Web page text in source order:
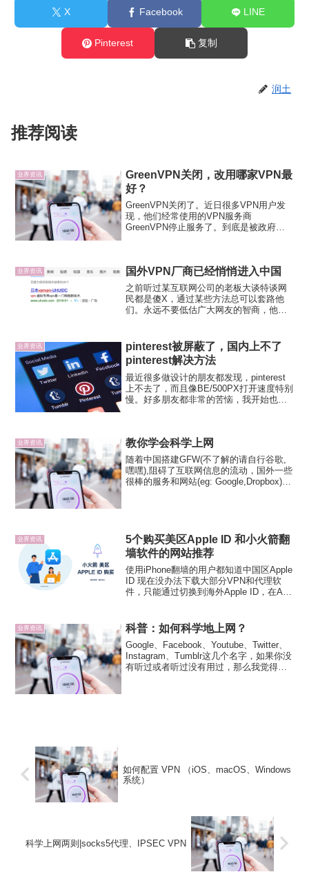
X Facebook LINE
Pinterest 复制
润土
推荐阅读
业界资讯
GreenVPN关闭，改用哪家VPN最
好？
GreenVPN关闭了。近日很多VPN用户发
现，他们经常使用的VPN服务商
GreenVPN停止服务了。到底是被政府封
题...
业界资讯 国外VPN厂商已经悄悄进入中国
之前听过某互联网公司的老板大谈特谈网
民都是傻X，通过某些方法总可以套路他
们。永远不要低估广大网友的智商，他们
单，而是一个个有智慧的生命体。对于不
断被封杀的VPN，网友也有着...
业界资讯
pinterest被屏蔽了，国内上不了
pinterest解决方法
最近很多做设计的朋友都发现，pinterest
上不去了，而且像BE/500PX打开速度特别
慢。好多朋友都非常的苦恼，我开始也一
蔽或...
业界资讯 教你学会科学上网
​随着中国搭建GFW(不了解的请自行谷歌,
嘿嘿),阻碍了互联网信息的流动，国外一些
很棒的服务和网站(eg: Google,Dropbox)在
业界资讯
5个购买美区Apple ID 和小火箭翻
墙软件的网站推荐
使用iPhone翻墙的用户都知道中国区Apple
ID 现在没办法下载大部分VPN和代理软
件，只能通过切换到海外Apple ID，在App
Quantumult X（...
业界资讯 科普：如何科学地上网？
Google、Facebook、Youtube、Twitter、
Instagram、Tumblr这几个名字，如果你没
有听过或者听过没有用过，那么我觉得这
如何配置 VPN （iOS、macOS、Windows
系统）
科学上网两则|socks5代理、IPSEC VPN